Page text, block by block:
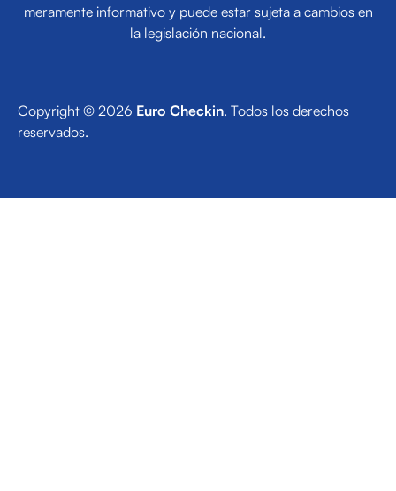
meramente informativo y puede estar sujeta a cambios en
la legislación nacional.
Copyright © 2026 Euro Checkin. Todos los derechos
reservados.